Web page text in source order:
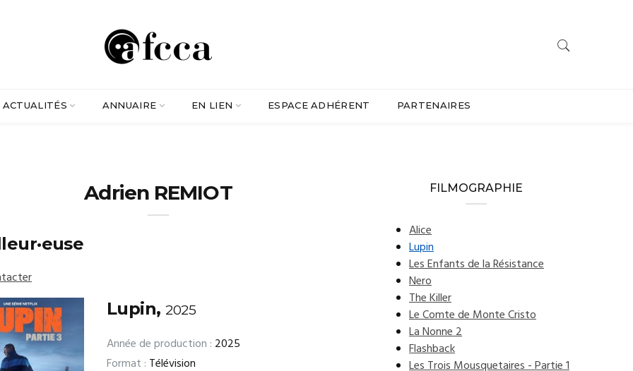
ACTUALITÉS ANNUAIRE EN LIEN ESPACE ADHÉRENT PARTENAIRES
Adrien REMIOT
Lupin,2025
Année de production : 2025
Format : Télévision
FILMOGRAPHIE
Alice
Lupin
Les Enfants de la Résistance
Nero
The Killer
Le Comte de Monte Cristo
La Nonne 2
Flashback
Les Trois Mousquetaires - Partie 1